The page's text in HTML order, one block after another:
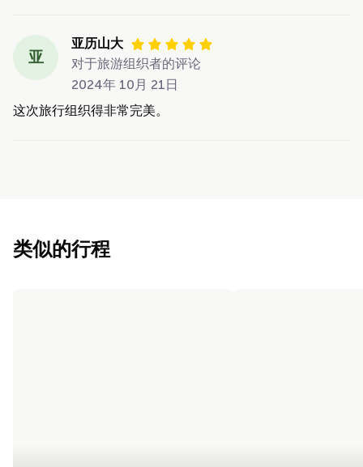
亚
亚历山大
对于旅游组织者的评论
2024年 10月 21日
这次旅行组织得非常完美。
类似的行程